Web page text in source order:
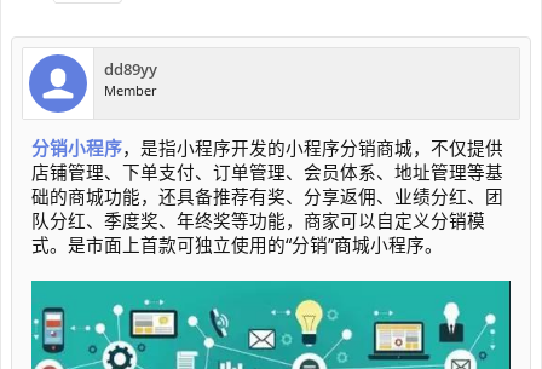
dd89yy
Member
分销小程序，是指小程序开发的小程序分销商城，不仅提供
店铺管理、下单支付、订单管理、会员体系、地址管理等基
础的商城功能，还具备推荐有奖、分享返佣、业绩分红、团
队分红、季度奖、年终奖等功能，商家可以自定义分销模
式。是市面上首款可独立使用的“分销”商城小程序。